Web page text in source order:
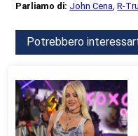
Parliamo di: John Cena,R-
Potrebbero